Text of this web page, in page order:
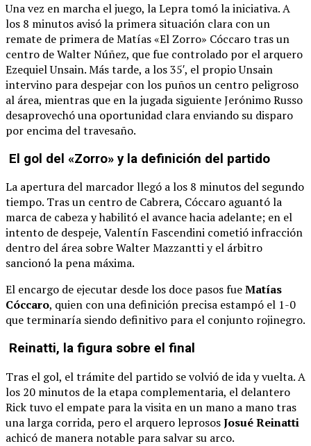
Una vez en marcha el juego, la Lepra tomó la iniciativa. A
los 8 minutos avisó la primera situación clara con un
remate de primera de Matías «El Zorro» Cóccaro tras un
centro de Walter Núñez, que fue controlado por el arquero
Ezequiel Unsain. Más tarde, a los 35′, el propio Unsain
intervino para despejar con los puños un centro peligroso
al área, mientras que en la jugada siguiente Jerónimo Russo
desaprovechó una oportunidad clara enviando su disparo
por encima del travesaño.
El gol del «Zorro» y la definición del partido
La apertura del marcador llegó a los 8 minutos del segundo
tiempo. Tras un centro de Cabrera, Cóccaro aguantó la
marca de cabeza y habilitó el avance hacia adelante; en el
intento de despeje, Valentín Fascendini cometió infracción
dentro del área sobre Walter Mazzantti y el árbitro
sancionó la pena máxima.
El encargo de ejecutar desde los doce pasos fueMatías
Cóccaro, quien con una definición precisa estampó el 1-0
que terminaría siendo definitivo para el conjunto rojinegro.
Reinatti, la figura sobre el final
Tras el gol, el trámite del partido se volvió de ida y vuelta. A
los 20 minutos de la etapa complementaria, el delantero
Rick tuvo el empate para la visita en un mano a mano tras
una larga corrida, pero el arquero leprososJosué Reinatti
achicó de manera notable para salvar su arco.